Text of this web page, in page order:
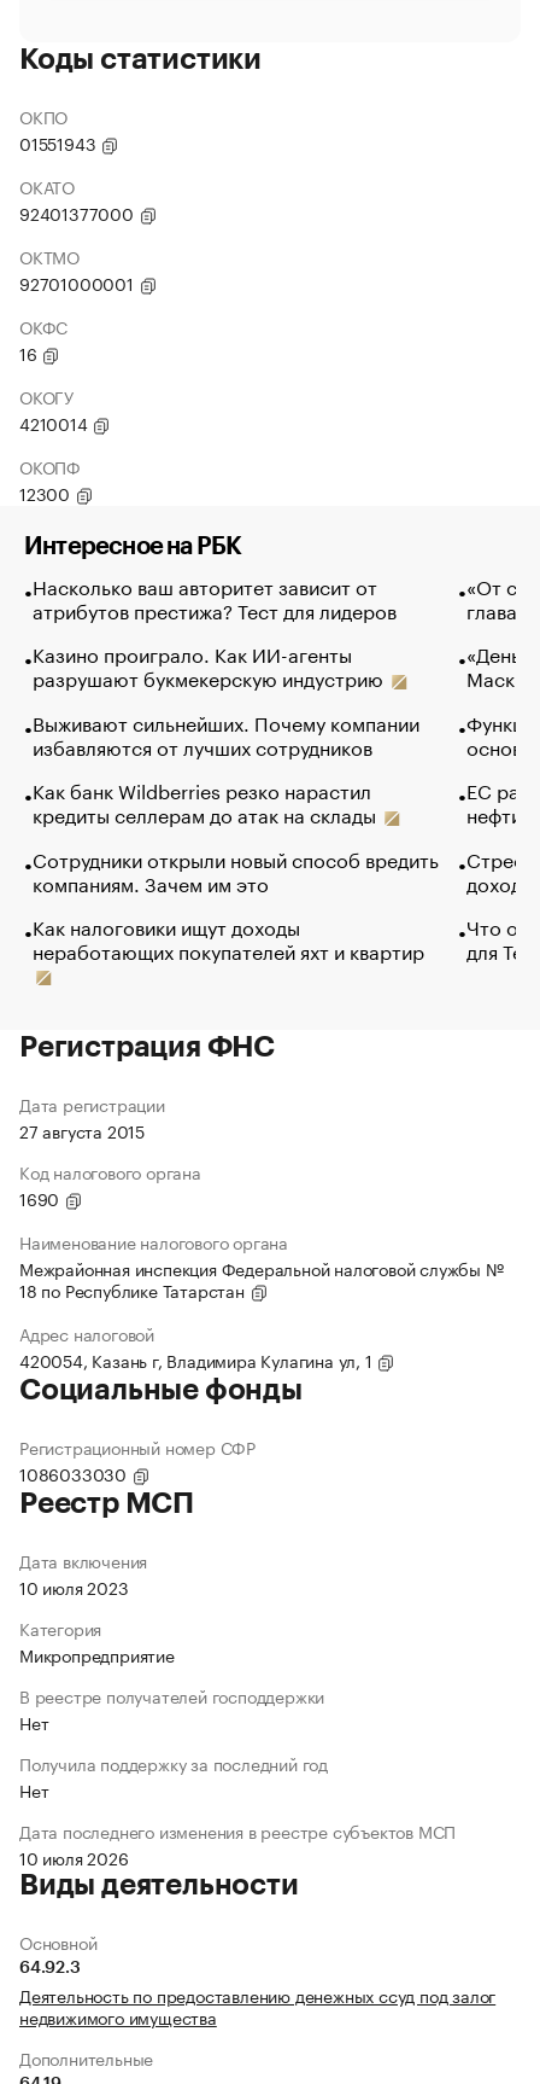
Коды статистики
ОКПО
01551943
ОКАТО
92401377000
ОКТМО
92701000001
ОКФС
16
ОКОГУ
4210014
ОКОПФ
12300
Интересное на РБК
Насколько ваш авторитет зависит от
атрибутов престижа? Тест для лидеров
Казино проиграло. Как ИИ-агенты
разрушают букмекерскую индустрию
Выживают сильнейших. Почему компании
избавляются от лучших сотрудников
Как банк Wildberries резко нарастил
кредиты селлерам до атак на склады
Сотрудники открыли новый способ вредить
компаниям. Зачем им это
Как налоговики ищут доходы
неработающих покупателей яхт и квартир
«От
глава
Маск в
основ
ЕС
нефти
Что
для
Регистрация ФНС
Дата регистрации
27 августа 2015
Код налогового органа
1690
Наименование налогового органа
Межрайонная инспекция Федеральной налоговой службы №
18 по Республике Татарстан
Адрес налоговой
420054, Казань г, Владимира Кулагина ул, 1
Социальные фонды
Регистрационный номер СФР
1086033030
Реестр МСП
Дата включения
10 июля 2023
Категория
Микропредприятие
В реестре получателей господдержки
Нет
Получила поддержку за последний год
Нет
Дата последнего изменения в реестре субъектов МСП
10 июля 2026
Виды деятельности
Основной
64.92.3
Деятельность по предоставлению денежных ссуд под залог
недвижимого имущества
Дополнительные